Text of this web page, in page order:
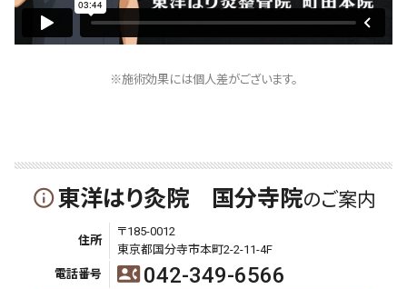
※施術効果には個人差がございます。
info_outline東洋はり灸院 国分寺院のご案内
住所
〒185-0012
東京都国分寺市本町2-2-11-4F
電話番号
contact_phone 042-349-6566